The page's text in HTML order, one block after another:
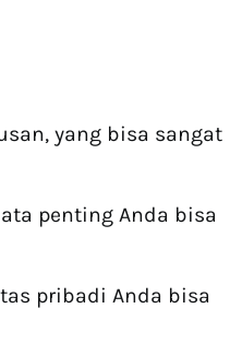
yang bisa sangat
penting Anda bisa
pribadi Anda bisa